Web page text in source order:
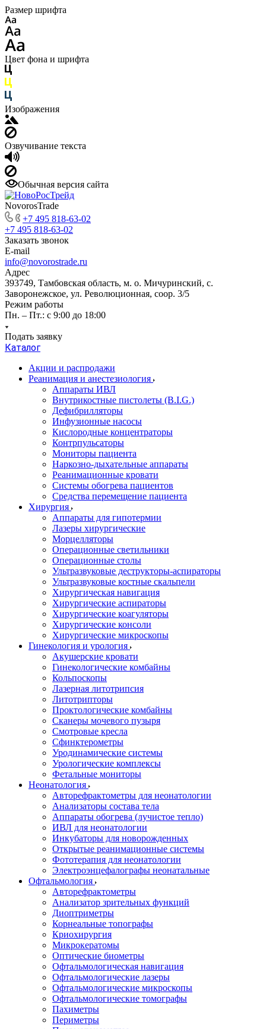
Размер шрифта
Цвет фона и шрифта
Изображения
Озвучивание текста
Обычная версия сайта
NovorosTrade
+7 495 818-63-02
+7 495 818-63-02
Заказать звонок
E-mail
info@novorostrade.ru
Адрес
393749, Тамбовская область, м. о. Мичуринский, с.
Заворонежское, ул. Революционная, соор. 3/5
Режим работы
Пн. – Пт.: с 9:00 до 18:00
Подать заявку
Каталог
Акции и распродажи
Реанимация и анестезиология
Аппараты ИВЛ
Внутрикостные пистолеты (B.I.G.)
Дефибрилляторы
Инфузионные насосы
Кислородные концентраторы
Контрпульсаторы
Мониторы пациента
Наркозно-дыхательные аппараты
Реанимационные кровати
Системы обогрева пациентов
Средства перемещение пациента
Хирургия
Аппараты для гипотермии
Лазеры хирургические
Морцелляторы
Операционные светильники
Операционные столы
Ультразвуковые деструкторы-аспираторы
Ультразвуковые костные скальпели
Хирургическая навигация
Хирургические аспираторы
Хирургические коагуляторы
Хирургические консоли
Хирургические микроскопы
Гинекология и урология
Акушерские кровати
Гинекологические комбайны
Кольпоскопы
Лазерная литотрипсия
Литотрипторы
Проктологические комбайны
Сканеры мочевого пузыря
Смотровые кресла
Сфинктерометры
Уродинамические системы
Урологические комплексы
Фетальные мониторы
Неонатология
Авторефрактометры для неонатологии
Анализаторы состава тела
Аппараты обогрева (лучистое тепло)
ИВЛ для неонатологии
Инкубаторы для новорожденных
Открытые реанимационные системы
Фототерапия для неонатологии
Электроэнцефалографы неонатальные
Офтальмология
Авторефрактометры
Анализатор зрительных функций
Диоптриметры
Корнеальные топографы
Криохирургия
Микрокератомы
Оптические биометры
Офтальмологическая навигация
Офтальмологические лазеры
Офтальмологические микроскопы
Офтальмологические томографы
Пахиметры
Периметры